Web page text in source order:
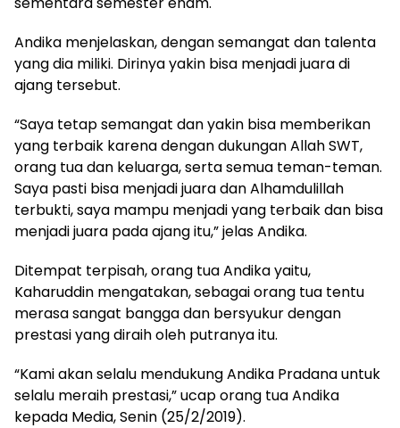
Andika menjelaskan, dengan semangat dan talenta
yang dia miliki. Dirinya yakin bisa menjadi juara di
ajang tersebut.
“Saya tetap semangat dan yakin bisa memberikan
yang terbaik karena dengan dukungan Allah SWT,
orang tua dan keluarga, serta semua teman-teman.
Saya pasti bisa menjadi juara dan Alhamdulillah
terbukti, saya mampu menjadi yang terbaik dan bisa
menjadi juara pada ajang itu,” jelas Andika.
Ditempat terpisah, orang tua Andika yaitu,
Kaharuddin mengatakan, sebagai orang tua tentu
merasa sangat bangga dan bersyukur dengan
prestasi yang diraih oleh putranya itu.
“Kami akan selalu mendukung Andika Pradana untuk
selalu meraih prestasi,” ucap orang tua Andika
kepada Media, Senin (25/2/2019).